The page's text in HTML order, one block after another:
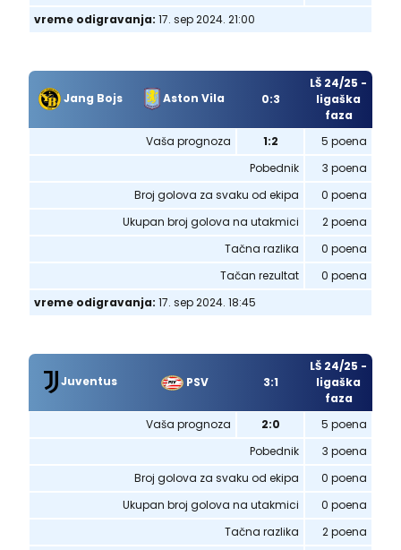
vreme odigravanja: 17. sep 2024. 21:00
Jang Bojs Aston Vila 0:3
LŠ 24/25 -
ligaška
faza
Vaša prognoza
1:2
5 poena
Pobednik
3 poena
Broj golova za svaku od ekipa
0 poena
Ukupan broj golova na utakmici
2 poena
Tačna razlika
0 poena
Tačan rezultat
0 poena
vreme odigravanja: 17. sep 2024. 18:45
Juventus PSV 3:1
LŠ 24/25 -
ligaška
faza
Vaša prognoza
2:0
5 poena
Pobednik
3 poena
Broj golova za svaku od ekipa
0 poena
Ukupan broj golova na utakmici
0 poena
Tačna razlika
2 poena